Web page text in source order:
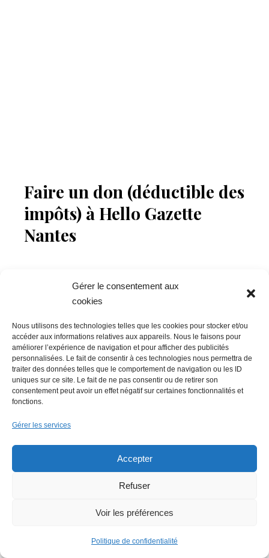
Gérer le consentement aux
cookies
Nous utilisons des technologies telles que les cookies pour stocker et/ou
accéder aux informations relatives aux appareils. Nous le faisons pour
améliorer l’expérience de navigation et pour afficher des publicités
personnalisées. Le fait de consentir à ces technologies nous permettra de
traiter des données telles que le comportement de navigation ou les ID
uniques sur ce site. Le fait de ne pas consentir ou de retirer son
consentement peut avoir un effet négatif sur certaines fonctionnalités et
fonctions.
Gérer les services
Accepter
Refuser
Voir les préférences
Politique de confidentialité
Faire un don (déductible des
impôts) à Hello Gazette
Nantes
Faire un don
Rechercher :